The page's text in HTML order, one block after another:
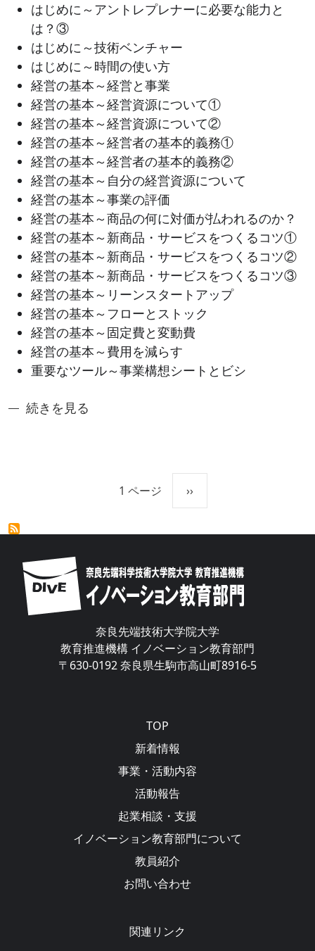
はじめに～アントレプレナーに必要な能力と
は？③
はじめに～技術ベンチャー
はじめに～時間の使い方
経営の基本～経営と事業
経営の基本～経営資源について①
経営の基本～経営資源について②
経営の基本～経営者の基本的義務①
経営の基本～経営者の基本的義務②
経営の基本～自分の経営資源について
経営の基本～事業の評価
経営の基本～商品の何に対価が払われるのか？
経営の基本～新商品・サービスをつくるコツ①
経営の基本～新商品・サービスをつくるコツ②
経営の基本～新商品・サービスをつくるコツ③
経営の基本～リーンスタートアップ
経営の基本～フローとストック
経営の基本～固定費と変動費
経営の基本～費用を減らす
重要なツール～事業構想シートとビシ
奈良先端アントレシリーズ2：技術者の大学発ベ
続きを見る
1 ページ 次ページ
››
Image
奈良先端技術大学院大学
教育推進機構 イノベーション教育部門
〒630-0192 奈良県生駒市高山町8916-5
TOP
新着情報
事業・活動内容
活動報告
起業相談・支援
イノベーション教育部門について
教員紹介
お問い合わせ
関連リンク